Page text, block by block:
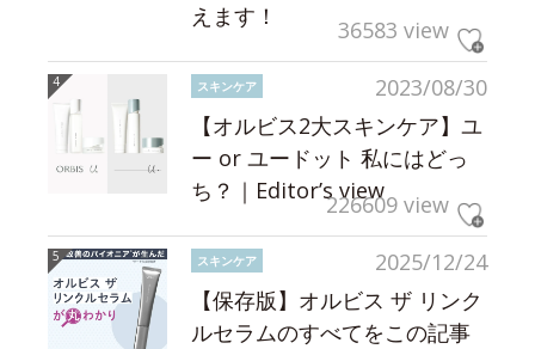
えます！
36583 view
2023/08/30
スキンケア
【オルビス2大スキンケア】ユ
ー or ユードット 私にはどっ
ち？｜Editor’s view226609 view
2025/12/24
スキンケア
【保存版】オルビス ザ リンク
ルセラムのすべてをこの記事